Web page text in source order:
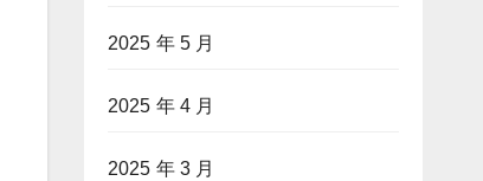
2025 年 5 月
2025 年 4 月
2025 年 3 月